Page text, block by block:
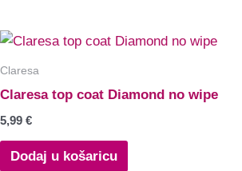
Claresa
Claresa top coat Diamond no wipe
5,99 €
Dodaj u košaricu